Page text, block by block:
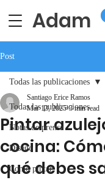
Adam
Post
Todas las publicaciones
Notas de prensa
Diseño
Como pintar
Todas las publicaciones
Pintar
cocina:
qué debes
Santiago Erice Ramos
Mar 13, 2025 3 min read